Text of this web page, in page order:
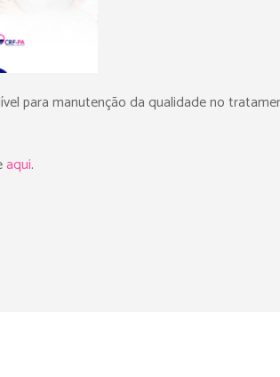
para manutenção da qualidade no
aqui.